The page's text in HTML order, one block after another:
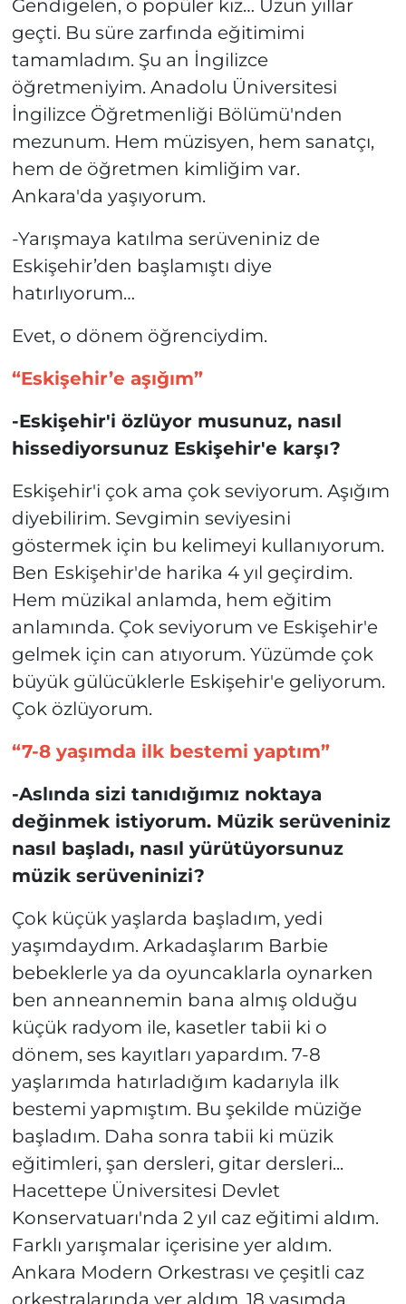
Gendigelen, o popüler kız… Uzun yıllar
geçti. Bu süre zarfında eğitimimi
tamamladım. Şu an İngilizce
öğretmeniyim. Anadolu Üniversitesi
İngilizce Öğretmenliği Bölümü'nden
mezunum. Hem müzisyen, hem sanatçı,
hem de öğretmen kimliğim var.
Ankara'da yaşıyorum.
-Yarışmaya katılma serüveniniz de
Eskişehir’den başlamıştı diye
hatırlıyorum…
Evet, o dönem öğrenciydim.
“Eskişehir’e aşığım”
-Eskişehir'i özlüyor musunuz, nasıl
hissediyorsunuz Eskişehir'e karşı?
Eskişehir'i çok ama çok seviyorum. Aşığım
diyebilirim. Sevgimin seviyesini
göstermek için bu kelimeyi kullanıyorum.
Ben Eskişehir'de harika 4 yıl geçirdim.
Hem müzikal anlamda, hem eğitim
anlamında. Çok seviyorum ve Eskişehir'e
gelmek için can atıyorum. Yüzümde çok
büyük gülücüklerle Eskişehir'e geliyorum.
Çok özlüyorum.
“7-8 yaşımda ilk bestemi yaptım”
-Aslında sizi tanıdığımız noktaya
değinmek istiyorum. Müzik serüveniniz
nasıl başladı, nasıl yürütüyorsunuz
müzik serüveninizi?
Çok küçük yaşlarda başladım, yedi
yaşımdaydım. Arkadaşlarım Barbie
bebeklerle ya da oyuncaklarla oynarken
ben anneannemin bana almış olduğu
küçük radyom ile, kasetler tabii ki o
dönem, ses kayıtları yapardım. 7-8
yaşlarımda hatırladığım kadarıyla ilk
bestemi yapmıştım. Bu şekilde müziğe
başladım. Daha sonra tabii ki müzik
eğitimleri, şan dersleri, gitar dersleri...
Hacettepe Üniversitesi Devlet
Konservatuarı'nda 2 yıl caz eğitimi aldım.
Farklı yarışmalar içerisine yer aldım.
Ankara Modern Orkestrası ve çeşitli caz
orkestralarında yer aldım. 18 yaşımda